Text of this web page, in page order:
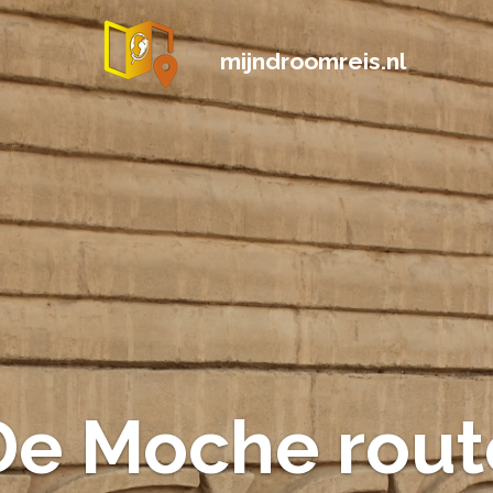
mijndroomreis.nl
Moche